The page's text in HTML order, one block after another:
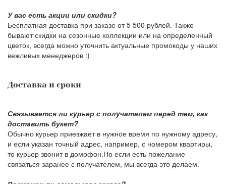
У вас есть акции или скидки?
Бесплатная доставка при заказе от 5 500 рублей. Также
бывают скидки на сезонные коллекции или на определенный
цветок, всегда можно уточнить актуальные промокоды у наших
вежливых менеджеров :)
Доставка и сроки
Связывается ли курьер с получателем перед тем, как
доставить букет?
Обычно курьер приезжает в нужное время по нужному адресу,
и если указан точный адрес, например, с номером квартиры,
то курьер звонит в домофон.Но если есть пожелание
связаться заранее с получателем, мы всегда это делаем.